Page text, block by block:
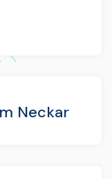
Neckar